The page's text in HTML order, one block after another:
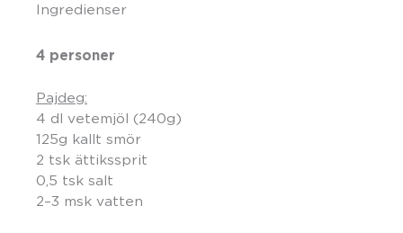
Ingredienser
4 personer
Pajdeg:
4 dl vetemjöl (240g)
125g kallt smör
2 tsk ättikssprit
0,5 tsk salt
2–3 msk vatten